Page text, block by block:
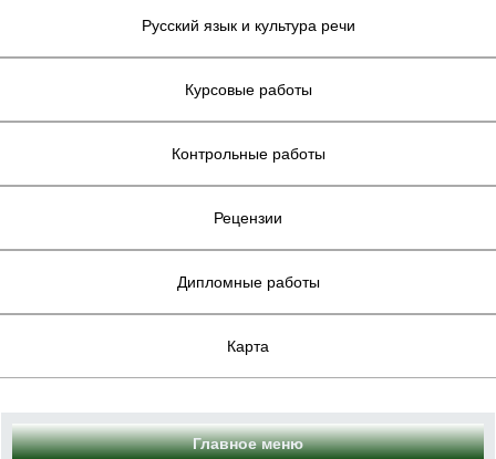
Русский язык и культура речи
Курсовые работы
Контрольные работы
Рецензии
Дипломные работы
Карта
Главное меню